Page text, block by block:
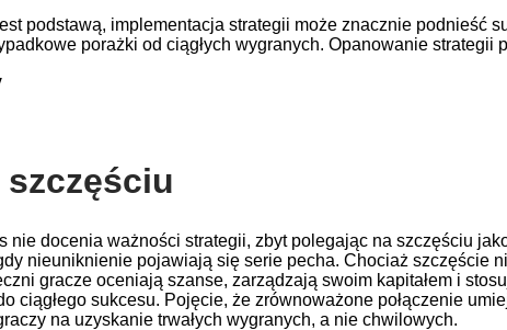
podstawą, implementacja strategii może znacznie podnieść
porażki od ciągłych wygranych. Opanowanie
nie docenia ważności strategii, zbyt polegając na szczęściu
nieuniknienie pojawiają się serie pecha. Chociaż
gracze oceniają szanse, zarządzają swoim kapitałem i
ciągłego sukcesu. Pojęcie, że zrównoważone połączenie
na uzyskanie trwałych wygranych, a nie chwilowych.